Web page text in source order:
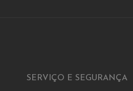
SERVIÇO E SEGURANÇA